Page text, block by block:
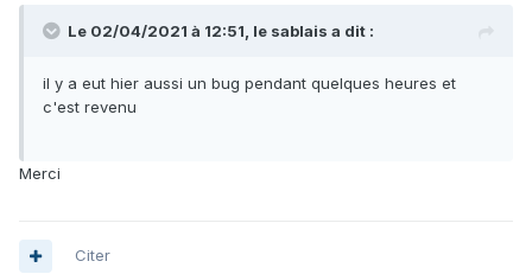
Le 02/04/2021 à 12:51, le sablais a dit :
il y a eut hier aussi un bug pendant quelques heures et
c'est revenu
Merci
Citer